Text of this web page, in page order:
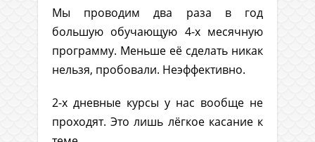
Мы проводим два раза в год
большую обучающую 4-х месячную
программу. Меньше её сделать никак
нельзя, пробовали. Неэффективно.
2-х дневные курсы у нас вообще не
проходят. Это лишь лёгкое касание к